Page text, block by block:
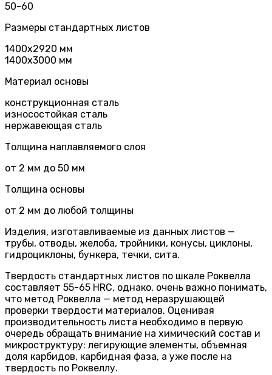
50-60
Размеры стандартных листов
1400х2920 мм
1400х3000 мм
Материал основы
конструкционная сталь
износостойкая сталь
нержавеющая сталь
Толщина наплавляемого слоя
от 2 мм до 50 мм
Толщина основы
от 2 мм до любой толщины
Изделия, изготавливаемые из данных листов —
трубы, отводы, желоба, тройники, конусы, циклоны,
гидроциклоны, бункера, течки, сита.
Твердость стандартных листов по шкале Роквелла
составляет 55-65 HRC, однако, очень важно понимать,
что метод Роквелла — метод неразрушающей
проверки твердости материалов. Оценивая
производительность листа необходимо в первую
очередь обращать внимание на химический состав и
микроструктуру: легирующие элементы, объемная
доля карбидов, карбидная фаза, а уже после на
твердость по Роквеллу.